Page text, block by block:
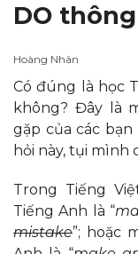
DO
Hoàng Nhân
Có đúng là học
không? Đây là
gặp của các bạn
hỏi này, tụi mình
Trong Tiếng
Tiếng Anh là “
mistake”; hoặc